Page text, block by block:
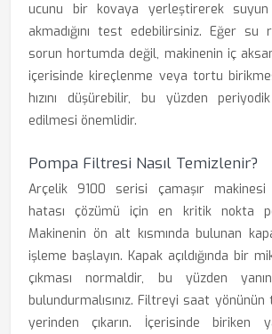
ucunu bir kovaya yerleştirerek suyun
akmadığını test edebilirsiniz. Eğer su
sorun hortumda değil, makinenin iç
içerisinde kireçlenme veya tortu
hızını düşürebilir, bu yüzden
edilmesi önemlidir.
Pompa Filtresi Nasıl Temizlenir?
Arçelik 9100 serisi çamaşır
hatası çözümü için en kritik nokta
Makinenin ön alt kısmında bulunan
işleme başlayın. Kapak açıldığında bir
çıkması normaldir, bu yüzden
bulundurmalısınız. Filtreyi saat
yerinden çıkarın. İçerisinde biriken